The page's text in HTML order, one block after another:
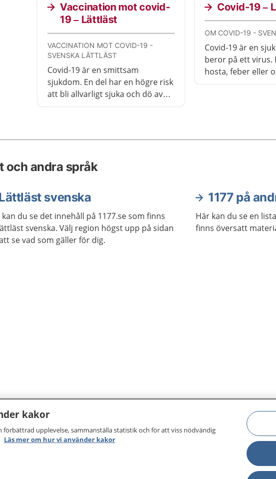
Vaccination mot covid-
19 – Lättläst
VACCINATION MOT COVID-19 -
SVENSKA LÄTTLÄST
Covid-19 är en smittsam
sjukdom. En del har en högre risk
att bli allvarligt sjuka och dö av
Covid-19 –
OM COVID-19 -
Covid-19 är en
beror på ett virus.
hosta, feber eller
och andra språk
svenska
kan du se det innehåll på 1177.se som finns
svenska. Välj region högst upp på sidan
se vad som gäller för dig.
1177 på
Här kan du se en
finns översatt
kakor
förbättrad upplevelse, sammanställa statistik och för att viss nödvändig
Läs mer om hur vi använder kakor